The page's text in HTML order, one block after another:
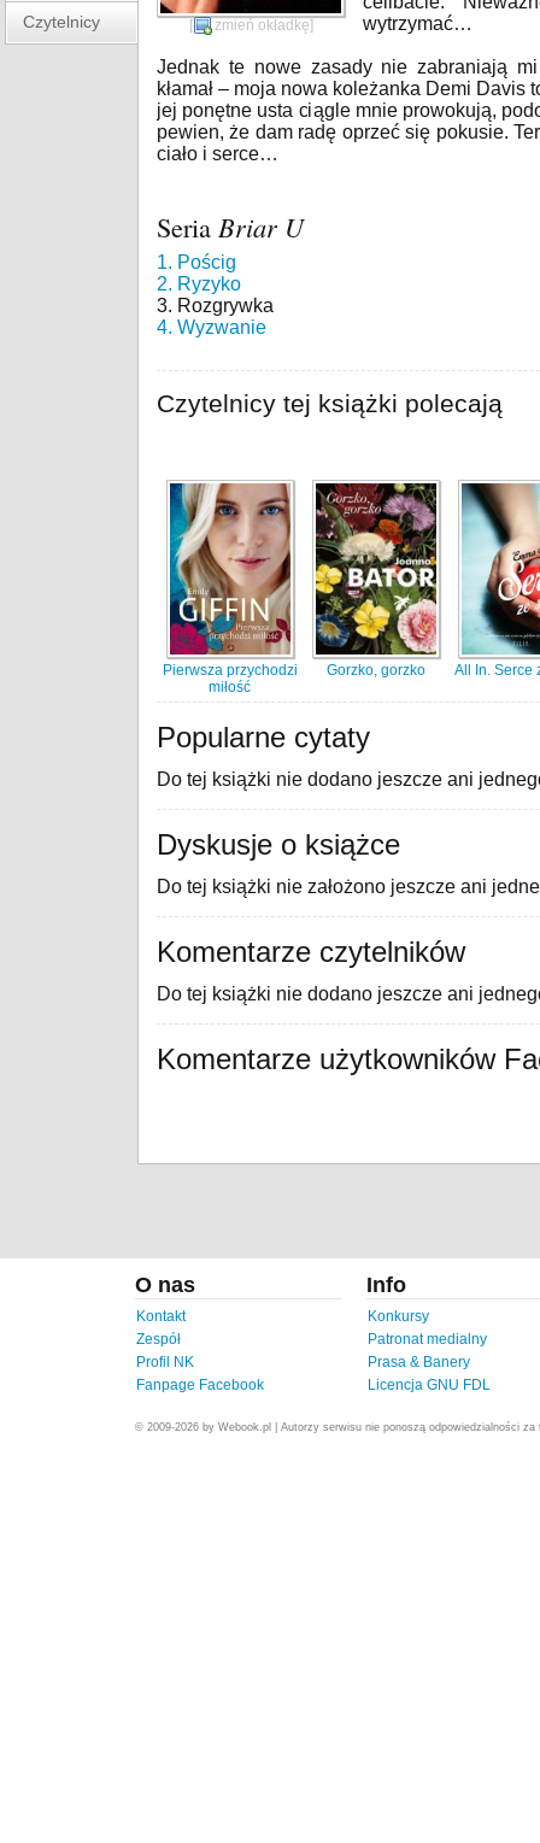
Czytelnicy [ zmień okładkę]
wytrzymać…
Jednak te nowe zasady nie zabraniają
kłamał – moja nowa koleżanka Demi
jej ponętne usta ciągle mnie prowokują,
pewien, że dam radę oprzeć się pokusie.
ciało i serce…
Seria Briar U
1. Pościg
2. Ryzyko
3. Rozgrywka
4. Wyzwanie
Czytelnicy tej książki polecają
Pierwsza przychodzi
miłość
Gorzko, gorzko All In. Serce
Popularne cytaty
Do tej książki nie dodano jeszcze ani
Dyskusje o książce
Do tej książki nie założono jeszcze ani
Komentarze czytelników
Do tej książki nie dodano jeszcze ani
Komentarze użytkowników
O nas
Kontakt
Zespół
Profil NK
Fanpage Facebook
Info
Konkursy
Patronat medialny
Prasa & Banery
Licencja GNU FDL
© 2009-2026 by Webook.pl | Autorzy serwisu nie ponoszą odpowiedzialności